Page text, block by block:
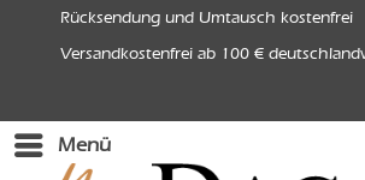
Rücksendung und Umtausch kostenfrei
Versandkostenfrei ab 100 €
Menü